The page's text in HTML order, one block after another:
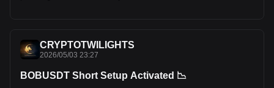
upward.CRYPTOTWILIGHTS
2026/05/03 23:27
BOBUSDT Short Setup Activated 📉